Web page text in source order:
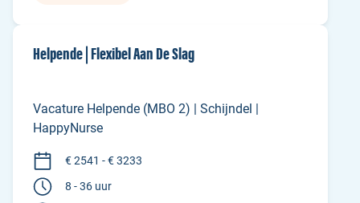
Helpende | Flexibel Aan De Slag
Vacature Helpende (MBO 2) | Schijndel |
HappyNurse
€ 2541 - € 3233
8 - 36 uur